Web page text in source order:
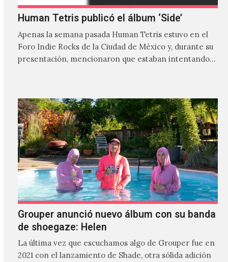
Human Tetris publicó el álbum ‘Side’
Apenas la semana pasada Human Tetris estuvo en el
Foro Indie Rocks de la Ciudad de México y, durante su
presentación, mencionaron que estaban intentando…
Grouper anunció nuevo álbum con su banda
de shoegaze: Helen
La última vez que escuchamos algo de Grouper fue en
2021 con el lanzamiento de Shade, otra sólida adición